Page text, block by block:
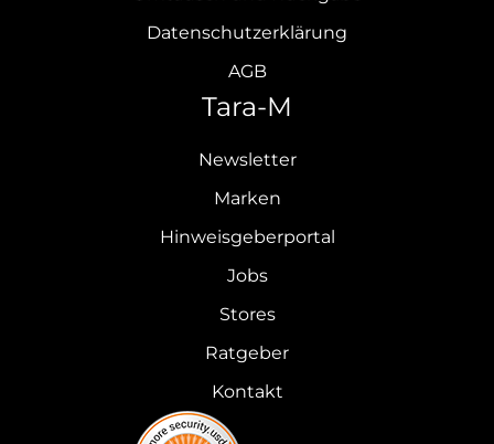
Datenschutzerklärung
AGB
Tara-M
Newsletter
Marken
Hinweisgeberportal
Jobs
Stores
Ratgeber
Kontakt